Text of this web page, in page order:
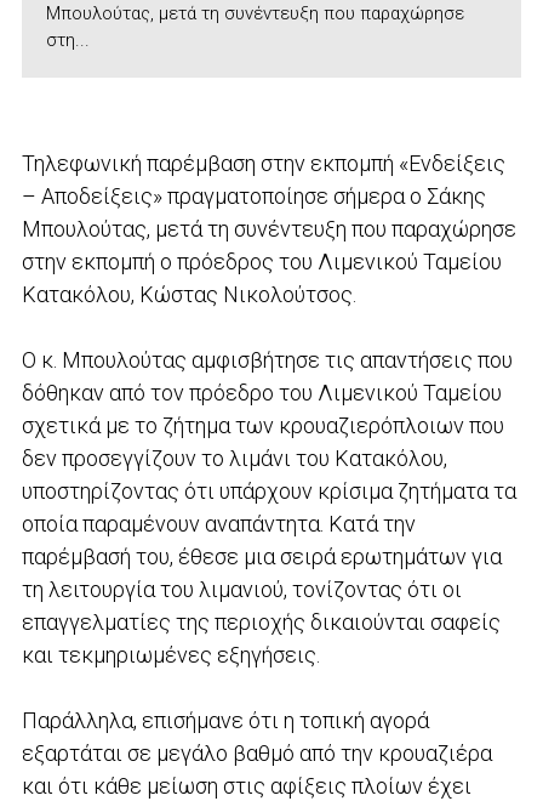
Μπουλούτας, μετά τη συνέντευξη που παραχώρησε
στη...
Τηλεφωνική παρέμβαση στην εκπομπή «Ενδείξεις
– Αποδείξεις» πραγματοποίησε σήμερα ο Σάκης
Μπουλούτας, μετά τη συνέντευξη που παραχώρησε
στην εκπομπή ο πρόεδρος του Λιμενικού Ταμείου
Κατακόλου, Κώστας Νικολούτσος.
Ο κ. Μπουλούτας αμφισβήτησε τις απαντήσεις που
δόθηκαν από τον πρόεδρο του Λιμενικού Ταμείου
σχετικά με το ζήτημα των κρουαζιερόπλοιων που
δεν προσεγγίζουν το λιμάνι του Κατακόλου,
υποστηρίζοντας ότι υπάρχουν κρίσιμα ζητήματα τα
οποία παραμένουν αναπάντητα. Κατά την
παρέμβασή του, έθεσε μια σειρά ερωτημάτων για
τη λειτουργία του λιμανιού, τονίζοντας ότι οι
επαγγελματίες της περιοχής δικαιούνται σαφείς
και τεκμηριωμένες εξηγήσεις.
Παράλληλα, επισήμανε ότι η τοπική αγορά
εξαρτάται σε μεγάλο βαθμό από την κρουαζιέρα
και ότι κάθε μείωση στις αφίξεις πλοίων έχει